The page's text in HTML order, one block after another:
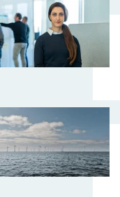
Vattenfall